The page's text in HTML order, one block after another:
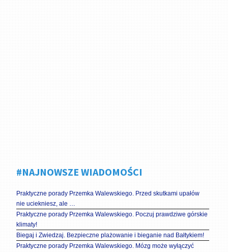
#NAJNOWSZE WIADOMOŚCI
Praktyczne porady Przemka Walewskiego. Przed skutkami upałów
nie uciekniesz, ale …
Praktyczne porady Przemka Walewskiego. Poczuj prawdziwe górskie
klimaty!
Biegaj i Zwiedzaj. Bezpieczne plażowanie i bieganie nad Bałtykiem!
Praktyczne porady Przemka Walewskiego. Mózg może wyłączyć